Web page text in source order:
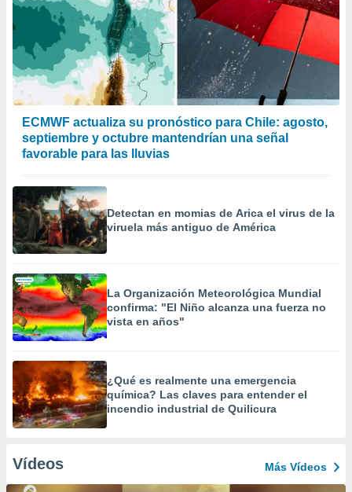
ECMWF actualiza su pronóstico para Chile: agosto,
septiembre y octubre mantendrían una señal
favorable para las lluvias
Detectan en momias de Arica el virus de la
viruela más antiguo de América
La Organización Meteorológica Mundial
confirma: "El Niño alcanza una fuerza no
vista en años"
¿Qué es realmente una emergencia
química? Las claves para entender el
incendio industrial de Quilicura
Vídeos Más Vídeos